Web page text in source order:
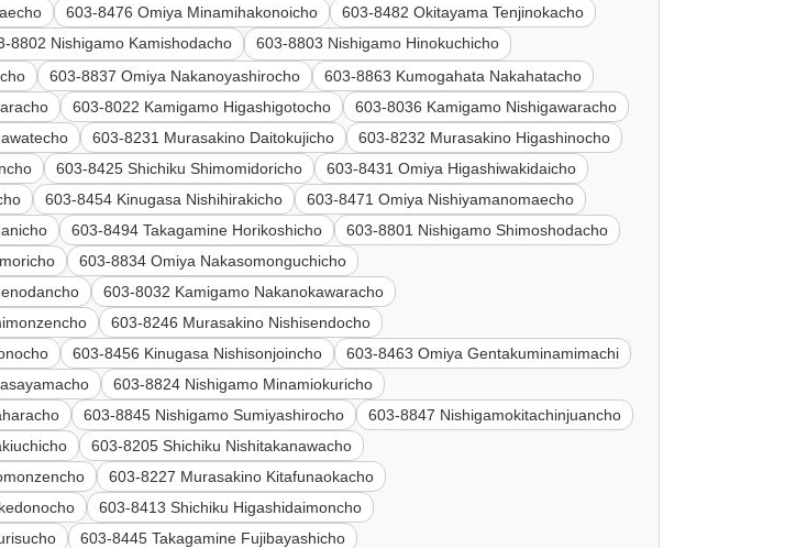
603-8476 Omiya Minamihakonoicho
603-8482 Okitayama Tenjinokacho
8802 Nishigamo Kamishodacho
603-8803 Nishigamo Hinokuchicho
603-8837 Omiya Nakanoyashirocho
603-8863 Kumogahata Nakahatacho
603-8022 Kamigamo Higashigotocho
603-8036 Kamigamo Nishigawaracho
603-8231 Murasakino Daitokujicho
603-8232 Murasakino Higashinocho
603-8425 Shichiku Shimomidoricho
603-8431 Omiya Higashiwakidaicho
603-8454 Kinugasa Nishihirakicho
603-8471 Omiya Nishiyamanomaecho
603-8494 Takagamine Horikoshicho
603-8801 Nishigamo Shimoshodacho
603-8834 Omiya Nakasomonguchicho
603-8032 Kamigamo Nakanokawaracho
603-8246 Murasakino Nishisendocho
603-8456 Kinugasa Nishisonjoincho
603-8463 Omiya Gentakuminamimachi
603-8824 Nishigamo Minamiokuricho
603-8845 Nishigamo Sumiyashirocho
603-8847 Nishigamokitachinjuancho
603-8205 Shichiku Nishitakanawacho
603-8227 Murasakino Kitafunaokacho
603-8413 Shichiku Higashidaimoncho
603-8445 Takagamine Fujibayashicho